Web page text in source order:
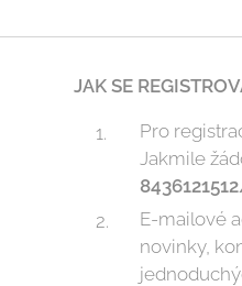
JAK SE
Pro
Jakmile
E-mailové
novinky,